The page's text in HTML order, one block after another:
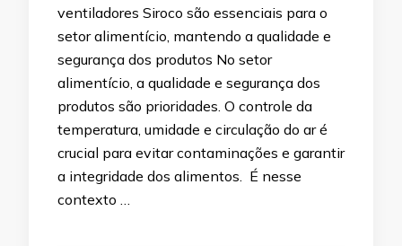
ventiladores Siroco são essenciais para o
setor alimentício, mantendo a qualidade e
segurança dos produtos No setor
alimentício, a qualidade e segurança dos
produtos são prioridades. O controle da
temperatura, umidade e circulação do ar é
crucial para evitar contaminações e garantir
a integridade dos alimentos. É nesse
contexto …